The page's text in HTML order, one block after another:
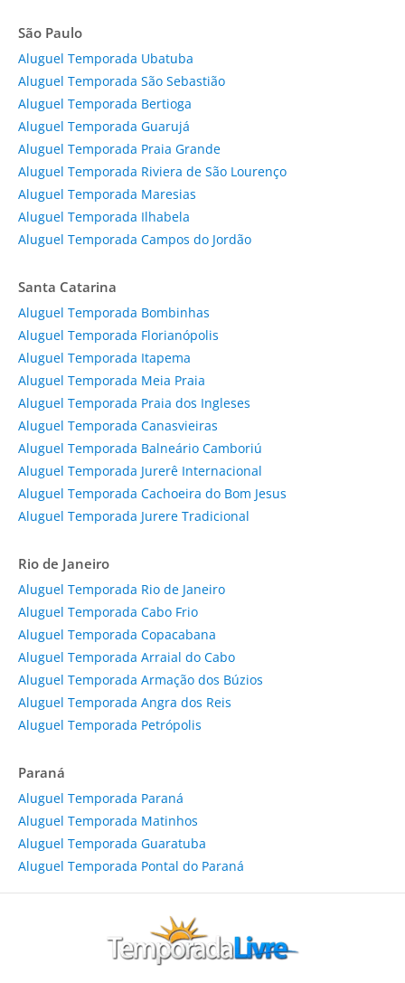
São Paulo
Aluguel Temporada Ubatuba
Aluguel Temporada São Sebastião
Aluguel Temporada Bertioga
Aluguel Temporada Guarujá
Aluguel Temporada Praia Grande
Aluguel Temporada Riviera de São Lourenço
Aluguel Temporada Maresias
Aluguel Temporada Ilhabela
Aluguel Temporada Campos do Jordão
Santa Catarina
Aluguel Temporada Bombinhas
Aluguel Temporada Florianópolis
Aluguel Temporada Itapema
Aluguel Temporada Meia Praia
Aluguel Temporada Praia dos Ingleses
Aluguel Temporada Canasvieiras
Aluguel Temporada Balneário Camboriú
Aluguel Temporada Jurerê Internacional
Aluguel Temporada Cachoeira do Bom Jesus
Aluguel Temporada Jurere Tradicional
Rio de Janeiro
Aluguel Temporada Rio de Janeiro
Aluguel Temporada Cabo Frio
Aluguel Temporada Copacabana
Aluguel Temporada Arraial do Cabo
Aluguel Temporada Armação dos Búzios
Aluguel Temporada Angra dos Reis
Aluguel Temporada Petrópolis
Paraná
Aluguel Temporada Paraná
Aluguel Temporada Matinhos
Aluguel Temporada Guaratuba
Aluguel Temporada Pontal do Paraná